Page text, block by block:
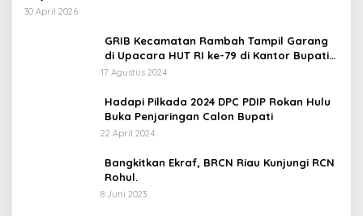
30 April 2026
GRIB Kecamatan Rambah Tampil Garang
di Upacara HUT RI ke-79 di Kantor Bupati
Rokan Hulu!
17 Agustus 2024
Hadapi Pilkada 2024 DPC PDIP Rokan Hulu
Buka Penjaringan Calon Bupati
22 April 2024
Bangkitkan Ekraf, BRCN Riau Kunjungi RCN
Rohul.
8 Juni 2023